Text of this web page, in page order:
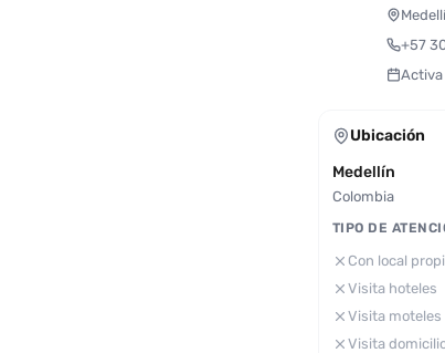
+57
Activa
Ubicación
Medellín
Colombia
TIPO DE
Con local
Visita hoteles
Visita moteles
Visita